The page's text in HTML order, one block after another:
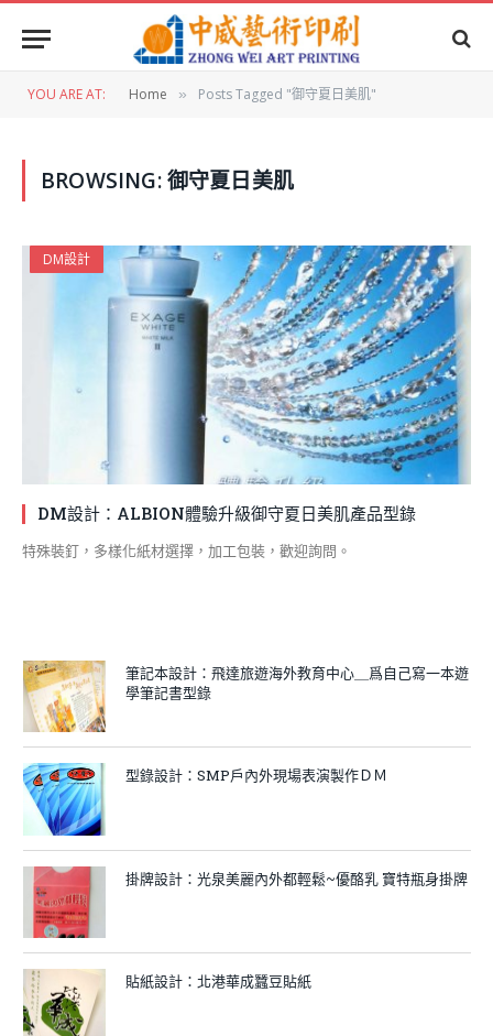
YOU ARE AT: Home » Posts Tagged "御守夏日美肌"
BROWSING:御守夏日美肌
DM設計
DM設計：ALBION體驗升級御守夏日美肌產品型錄
特殊裝釘，多樣化紙材選擇，加工包裝，歡迎詢問。
筆記本設計：飛達旅遊海外教育中心＿爲自己寫一本遊
學筆記書型錄
型錄設計：SMP戶內外現場表演製作ＤＭ
掛牌設計：光泉美麗內外都輕鬆~優酪乳 寶特瓶身掛牌
貼紙設計：北港華成蠶豆貼紙